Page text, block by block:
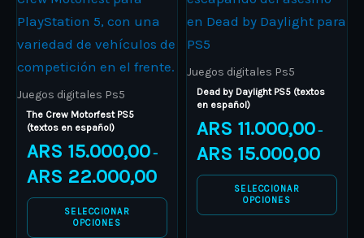
Juegos digitales Ps5
The Crew Motorfest PS5
(textos en español)
ARS 15.000,00 –
ARS 22.000,00
ARS 22.000,00
SELECCIONAR
OPCIONES
has
multiple
variants.
The
options
may
be
chosen
on
Juegos digitales Ps5
Dead by Daylight PS5 (textos
en español)
ARS 11.000,00 –
ARS 15.000,00
ARS
SELECCIONAR
OPCIONES
has
multiple
variants.
The
options
may
be
chosen